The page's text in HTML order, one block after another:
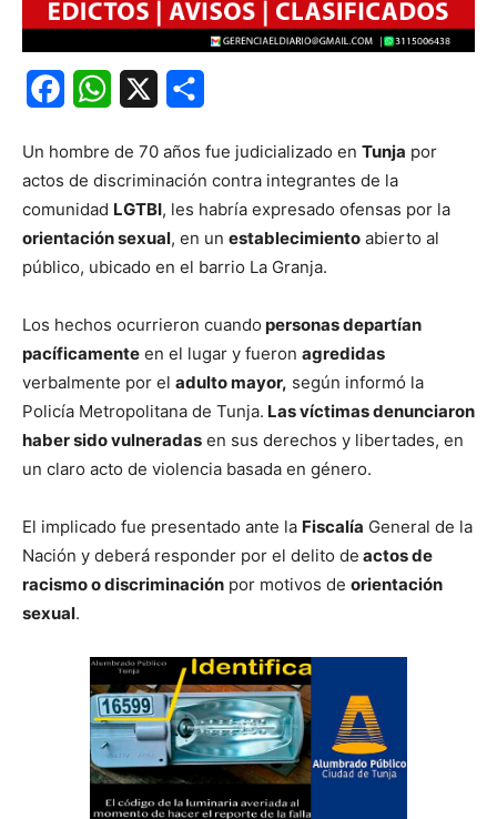
FacebookWhatsApp
Un hombre de 70 años fue judicializado en Tunja por
actos de discriminación contra integrantes de la
comunidad LGTBI, les habría expresado ofensas por la
orientación sexual, en un establecimiento abierto al
público, ubicado en el barrio La Granja.
Los hechos ocurrieron cuando personas departían
pacíficamente en el lugar y fueron agredidas
verbalmente por el adulto mayor, según informó la
Policía Metropolitana de Tunja. Las víctimas denunciaron
haber sido vulneradas en sus derechos y libertades, en
un claro acto de violencia basada en género.
El implicado fue presentado ante la Fiscalía General de la
Nación y deberá responder por el delito de actos de
racismo o discriminación por motivos de orientación
sexual.